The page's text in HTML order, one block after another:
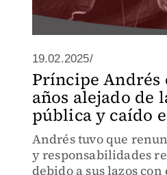
19.02.2025/
Príncipe Andrés
años alejado de
pública y caído
Andrés tuvo que
y responsabilidades
debido a sus lazos